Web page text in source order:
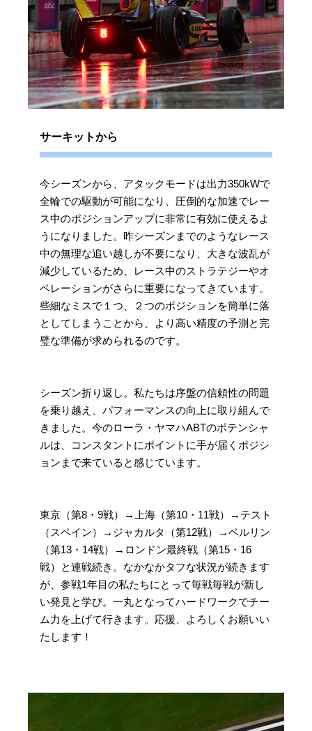
サーキットから
今シーズンから、アタックモードは出力350kWで
全輪での駆動が可能になり、圧倒的な加速でレー
ス中のポジションアップに非常に有効に使えるよ
うになりました。昨シーズンまでのようなレース
中の無理な追い越しが不要になり、大きな波乱が
減少しているため、レース中のストラテジーやオ
ペレーションがさらに重要になってきています。
些細なミスで１つ、２つのポジションを簡単に落
としてしまうことから、より高い精度の予測と完
璧な準備が求められるのです。
シーズン折り返し。私たちは序盤の信頼性の問題
を乗り越え、パフォーマンスの向上に取り組んで
きました。今のローラ・ヤマハABTのポテンシャ
ルは、コンスタントにポイントに手が届くポジシ
ョンまで来ていると感じています。
東京（第8・9戦）→上海（第10・11戦）→テスト
（スペイン）→ジャカルタ（第12戦）→ベルリン
（第13・14戦）→ロンドン最終戦（第15・16
戦）と連戦続き。なかなかタフな状況が続きます
が、参戦1年目の私たちにとって毎戦毎戦が新し
い発見と学び。一丸となってハードワークでチー
ム力を上げて行きます。応援、よろしくお願いい
たします！